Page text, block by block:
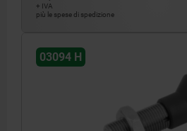
+ IVA
più le spese di spedizione
03094 H